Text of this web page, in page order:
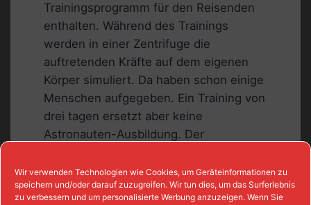
Wir verwenden Technologien wie Cookies, um Geräteinformationen zu
speichern und/oder darauf zuzugreifen. Wir tun dies, um das Surferlebnis
zu verbessern und um personalisierte Werbung anzuzeigen. Wenn Sie
Trainingsprogramm für den Reisenden
enthalten. Während des Trainings
werden in einer Zentrifuge die
auftretenden Kräfte auf dem eigenen
Körper simuliert. Da haben schon einige
Menschen aufgegeben. Ein Training von
drei tagen ersetzt aber keine
Astronauten-Ausbildung. Der
schon vor der reise entsprechend zu
trainieren und körperlich sehr fit zu sein.